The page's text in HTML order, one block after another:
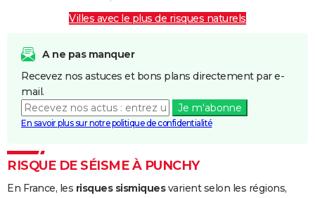
Villes avec le plus de risques naturels
A ne pas manquer
Recevez nos astuces et bons plans directement par e-
mail.
Je m'abonne
En savoir plus sur notre politique de confidentialité
RISQUE DE SÉISME À PUNCHY
En France, les risques sismiquesvarient selon les régions,